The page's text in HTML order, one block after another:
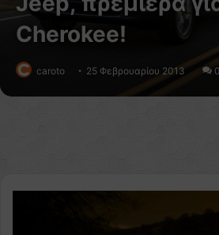
Cherokee!
caroto 25 Φεβρουαρίου 2013 0